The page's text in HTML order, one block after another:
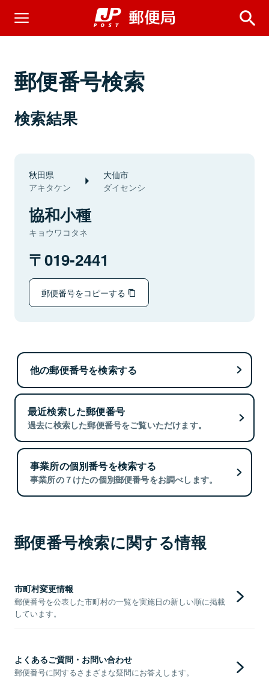
郵便番号検索
検索結果
秋田県
アキタケン
大仙市
ダイセンシ
協和小種
キョウワコタネ
019-2441
郵便番号をコピーする
他の郵便番号を検索する
最近検索した郵便番号
過去に検索した郵便番号をご覧いただけます。
事業所の個別番号を検索する
事業所の７けたの個別郵便番号をお調べします。
郵便番号検索に関する情報
市町村変更情報
郵便番号を公表した市町村の一覧を実施日の新しい順に掲載
しています。
よくあるご質問・お問い合わせ
郵便番号に関するさまざまな疑問にお答えします。